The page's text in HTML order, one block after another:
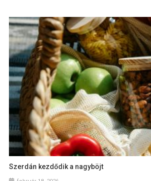
Szerdán kezdődik a nagyböjt